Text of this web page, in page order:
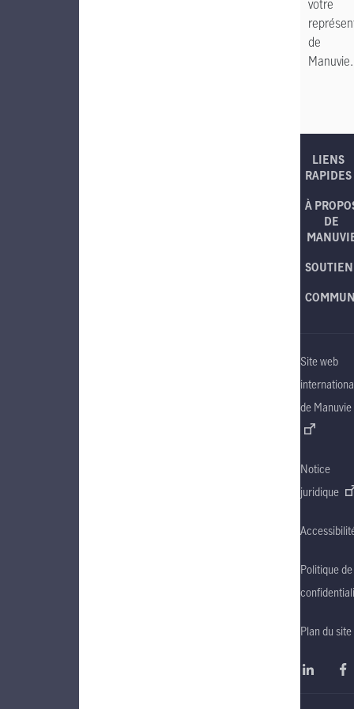
votre
de
Manuvie.
LIENS
RAPIDES
À
DE
SOUTIEN
Site web
de Manuvie
Notice
juridique
Politique de
Plan du site